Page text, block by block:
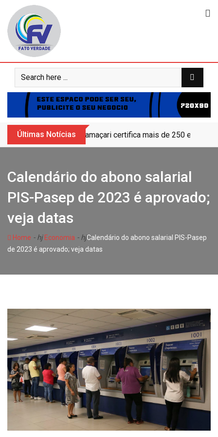
content
Últimas Notícias Camaçari certifica mais de 250
Calendário do abono salarial
PIS-Pasep de 2023 é aprovado;
veja datas
Home - hjEconomia - hjCalendário do abono salarial PIS-Pasep
de 2023 é aprovado; veja datas